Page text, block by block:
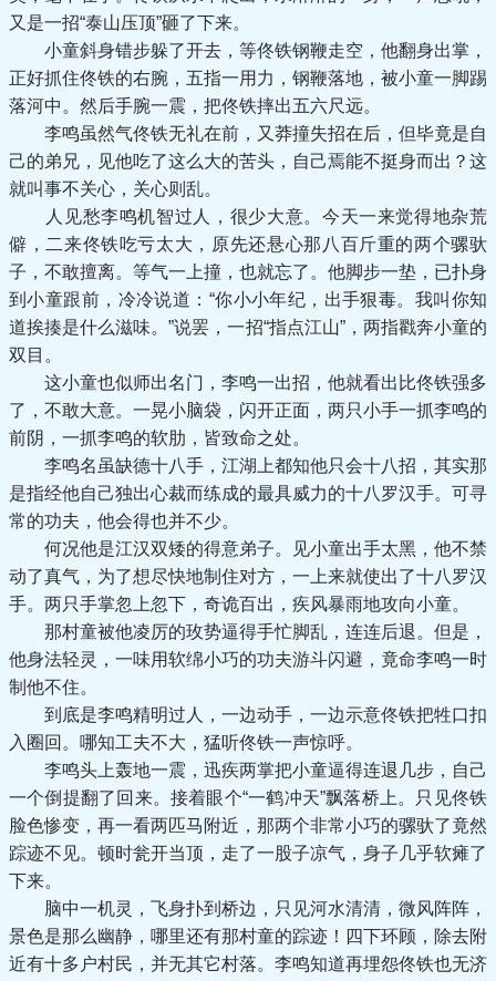
又是一招“泰山压顶”砸了下来。
小童斜身错步躲了开去，等佟铁钢鞭走空，他翻身出掌，
正好抓住佟铁的右腕，五指一用力，钢鞭落地，被小童一脚踢
落河中。然后手腕一震，把佟铁摔出五六尺远。
李鸣虽然气佟铁无礼在前，又莽撞失招在后，但毕竟是自
己的弟兄，见他吃了这么大的苦头，自己焉能不挺身而出？这
就叫事不关心，关心则乱。
人见愁李鸣机智过人，很少大意。今天一来觉得地杂荒
僻，二来佟铁吃亏太大，原先还悬心那八百斤重的两个骡驮
子，不敢擅离。等气一上撞，也就忘了。他脚步一垫，已扑身
到小童跟前，冷冷说道：“你小小年纪，出手狠毒。我叫你知
道挨揍是什么滋味。”说罢，一招“指点江山”，两指戳奔小童的
双目。
这小童也似师出名门，李鸣一出招，他就看出比佟铁强多
了，不敢大意。一晃小脑袋，闪开正面，两只小手一抓李鸣的
前阴，一抓李鸣的软肋，皆致命之处。
李鸣名虽缺德十八手，江湖上都知他只会十八招，其实那
是指经他自己独出心裁而练成的最具威力的十八罗汉手。可寻
常的功夫，他会得也并不少。
何况他是江汉双矮的得意弟子。见小童出手太黑，他不禁
动了真气，为了想尽快地制住对方，一上来就使出了十八罗汉
手。两只手掌忽上忽下，奇诡百出，疾风暴雨地攻向小童。
那村童被他凌厉的玫势逼得手忙脚乱，连连后退。但是，
他身法轻灵，一味用软绵小巧的功夫游斗闪避，竟命李鸣一时
制他不住。
到底是李鸣精明过人，一边动手，一边示意佟铁把牲口扣
入圈回。哪知工夫不大，猛听佟铁一声惊呼。
李鸣头上轰地一震，迅疾两掌把小童逼得连退几步，自己
一个倒提翻了回来。接着眼个“一鹤冲天”飘落桥上。只见佟铁
脸色惨变，再一看两匹马附近，那两个非常小巧的骡驮了竟然
踪迹不见。顿时瓮开当顶，走了一股子凉气，身子几乎软瘫了
下来。
脑中一机灵，飞身扑到桥边，只见河水清清，微风阵阵，
景色是那么幽静，哪里还有那村童的踪迹！四下环顾，除去附
近有十多户村民，并无其它村落。李鸣知道再埋怨佟铁也无济